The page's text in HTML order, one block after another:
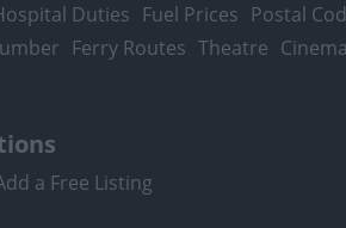
Duties Fuel Prices Postal
Ferry Routes Theatre
a Free Listing